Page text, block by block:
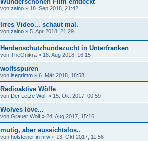
Wunderschönen Film entdeckt
von zaino » 18. Sep 2018, 21:42
Irres Video... schaut mal.
von zaino » 5. Apr 2018, 21:29
Herdenschutzhundezucht in Unterfranken
von TheOnikra » 18. Aug 2018, 16:15
wolfsspuren
von isegrimm » 6. Mär 2018, 18:58
Radioaktive Wölfe
von Der Letze Wolf » 15. Okt 2017, 00:59
Wolves love...
von Grauer Wolf » 24. Aug 2017, 15:16
mutig, aber aussichtslos..
von holsteiner in nrw » 13. Okt 2017, 11:56